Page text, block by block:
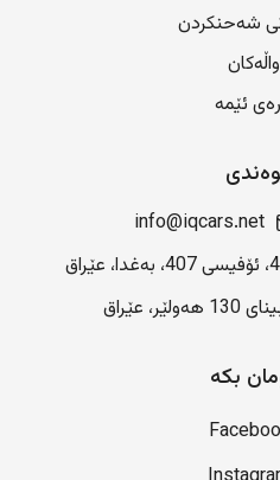
شەحنکردن
ئێمە
info@iqcars.net
بکە